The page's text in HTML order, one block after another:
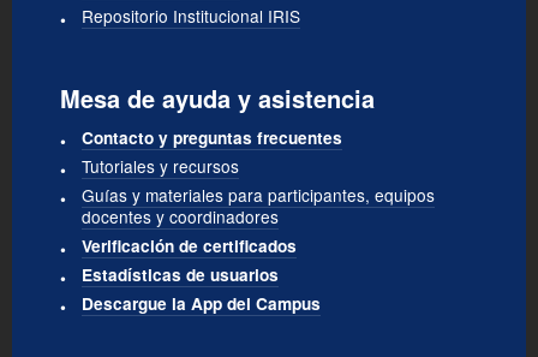
Repositorio Institucional IRIS
Mesa de ayuda y asistencia
Contacto y preguntas frecuentes
Tutoriales y recursos
Guías y materiales para participantes, equipos
docentes y coordinadores
Verificación de certificados
Estadísticas de usuarios
Descargue la App del Campus